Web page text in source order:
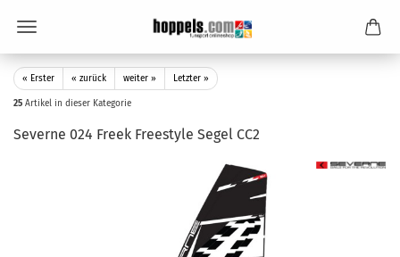
« Erster « zurück weiter » Letzter »
25 Artikel in dieser Kategorie
Severne 024 Freek Freestyle Segel CC2